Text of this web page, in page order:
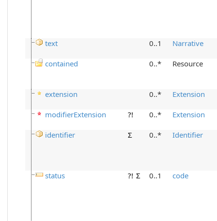
text 0..1 Narrative
contained 0..* Resource
extension 0..* Extension
modifierExtension ?! 0..* Extension
identifier Σ 0..* Identifier
status ?! Σ 0..1 code